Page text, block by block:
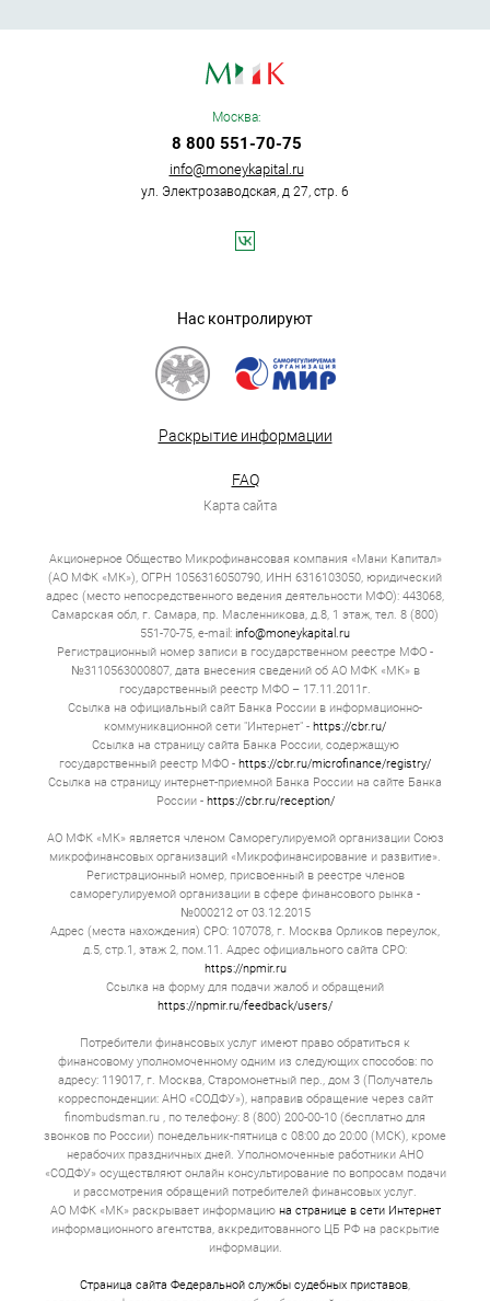
Москва:
8 800 551-70-75
info@moneykapital.ru
ул. Электрозаводская, д 27, стр. 6
Нас контролируют
Раскрытие информации
FAQ
Карта сайта
Акционерное Общество Микрофинансовая компания «Мани Капитал»
(АО МФК «МК»), ОГРН 1056316050790, ИНН 6316103050, юридический
адрес (место непосредственного ведения деятельности МФО): 443068,
Самарская обл, г. Самара, пр. Масленникова, д.8, 1 этаж, тел. 8 (800)
551-70-75, e-mail: info@moneykapital.ru
Регистрационный номер записи в государственном реестре МФО -
№3110563000807, дата внесения сведений об АО МФК «МК» в
государственный реестр МФО – 17.11.2011г.
Ссылка на официальный сайт Банка России в информационно-
коммуникационной сети "Интернет" - https://cbr.ru/
Ссылка на страницу сайта Банка России, содержащую
государственный реестр МФО - https://cbr.ru/microfinance/registry/
Ссылка на страницу интернет-приемной Банка России на сайте Банка
России - https://cbr.ru/reception/
АО МФК «МК» является членом Саморегулируемой организации Союз
микрофинансовых организаций «Микрофинансирование и развитие».
Регистрационный номер, присвоенный в реестре членов
саморегулируемой организации в сфере финансового рынка -
№000212 от 03.12.2015
Адрес (места нахождения) СРО: 107078, г. Москва Орликов переулок,
д.5, стр.1, этаж 2, пом.11. Адрес официального сайта СРО:
https://npmir.ru
Ссылка на форму для подачи жалоб и обращений
https://npmir.ru/feedback/users/
Потребители финансовых услуг имеют право обратиться к
финансовому уполномоченному одним из следующих способов: по
адресу: 119017, г. Москва, Старомонетный пер., дом 3 (Получатель
корреспонденции: АНО «СОДФУ»), направив обращение через сайт
finombudsman.ru , по телефону: 8 (800) 200-00-10 (бесплатно для
звонков по России) понедельник-пятница с 08:00 до 20:00 (МСК), кроме
нерабочих праздничных дней. Уполномоченные работники АНО
«СОДФУ» осуществляют онлайн консультирование по вопросам подачи
и рассмотрения обращений потребителей финансовых услуг.
АО МФК «МК» раскрывает информацию на странице в сети Интернет
информационного агентства, аккредитованного ЦБ РФ на раскрытие
информации.
Страница сайта Федеральной службы судебных приставов,